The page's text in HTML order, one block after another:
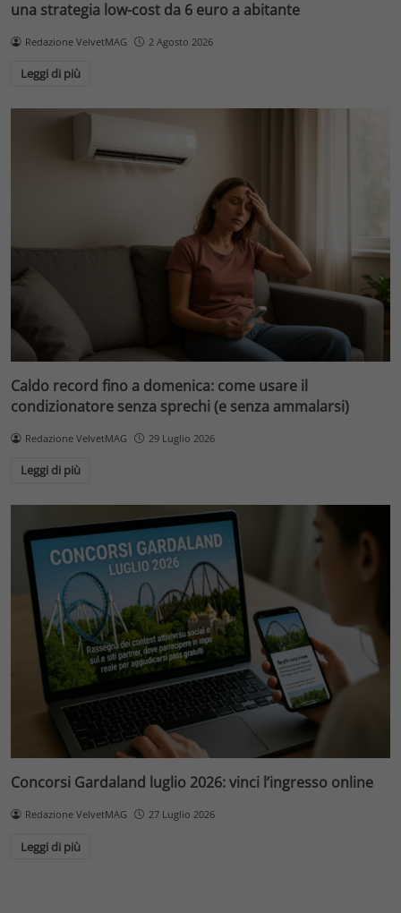
una strategia low-cost da 6 euro a abitante
Redazione VelvetMAG 2 Agosto 2026
Leggi di più
Caldo record fino a domenica: come usare il
condizionatore senza sprechi (e senza ammalarsi)
Redazione VelvetMAG 29 Luglio 2026
Leggi di più
Concorsi Gardaland luglio 2026: vinci l’ingresso online
Redazione VelvetMAG 27 Luglio 2026
Leggi di più